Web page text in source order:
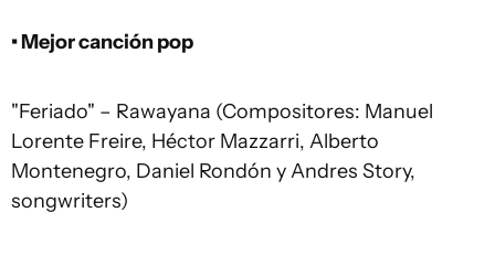
• Mejor canción pop
"Feriado" – Rawayana (Compositores: Manuel
Lorente Freire, Héctor Mazzarri, Alberto
Montenegro, Daniel Rondón y Andres Story,
songwriters)